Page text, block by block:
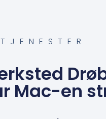
TJENESTER
Mac-en